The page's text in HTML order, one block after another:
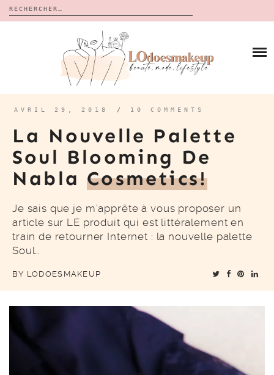
Rechercher :
CALENDRIERS DE L’AVENT
BON PLAN
À PROPOS
CONTACT
AVRIL 29, 2018 / 10 COMMENTS
La Nouvelle Palette
Soul Blooming De
NablaCosmetics!
Je sais que je m’apprête à vous proposer un
article sur LE produit qui est littéralement en
train de retourner Internet : la nouvelle palette
Soul…
BY LODOESMAKEUP